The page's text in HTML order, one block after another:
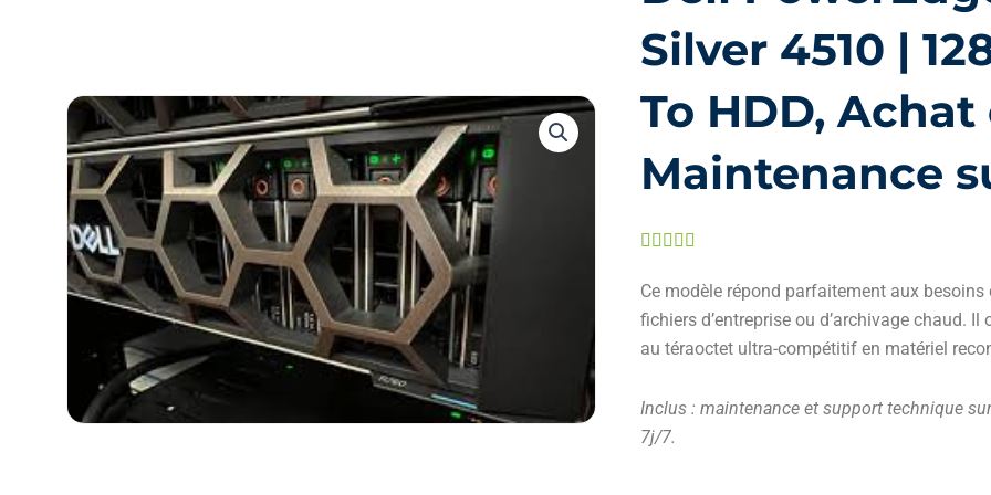
Silver 4510 |
To HDD,
Maintenance
    
sur
5
Ce modèle répond parfaitement aux
fichiers d’entreprise ou d’archivage chaud.
au téraoctet ultra-compétitif en matériel
Inclus : maintenance et support technique
7j/7.